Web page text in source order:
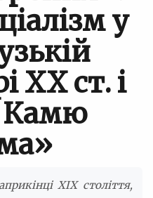
у
ХХ ст. і
Камю
XIX століття,